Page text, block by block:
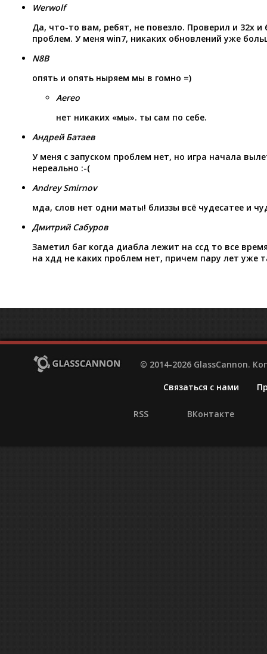
Werwolf
Да, что-то вам, ребят, не повезло. Проверил и 32х и
проблем. У меня win7, никаких обновлений уже
N8B
опять и опять ныряем мы в гомно =)
Aereo
нет никаких «мы». ты сам по себе.
Андрей Батаев
У меня с запуском проблем нет, но игра начала
нереально :-(
Andrey Smirnov
мда, слов нет одни маты! близзы всё чудесатее и
Дмитрий Сабуров
Заметил баг когда диабла лежит на ссд то все
на хдд не каких проблем нет, причем пару лет уже
© 2014-2026 GlassCannon.
Связаться с нами
RSS ВКонтакте